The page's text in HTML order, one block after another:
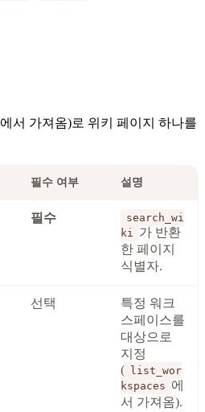
에서 가져옴)로 위키 페이지 하나를
필수 여부 설명
필수
search_wi
ki 가 반환
한 페이지
식별자.
선택
특정 워크
스페이스를
대상으로
지정
(
list_wor
kspaces 에
서 가져옴).